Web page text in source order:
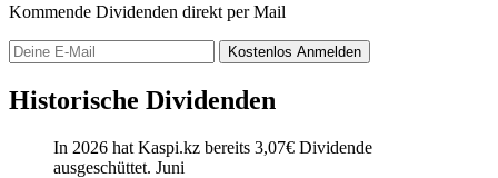
Kommende Dividenden direkt per Mail
Kostenlos Anmelden
Historische Dividenden
In 2026 hat Kaspi.kz bereits 3,07€ Dividende
ausgeschüttet. Juni